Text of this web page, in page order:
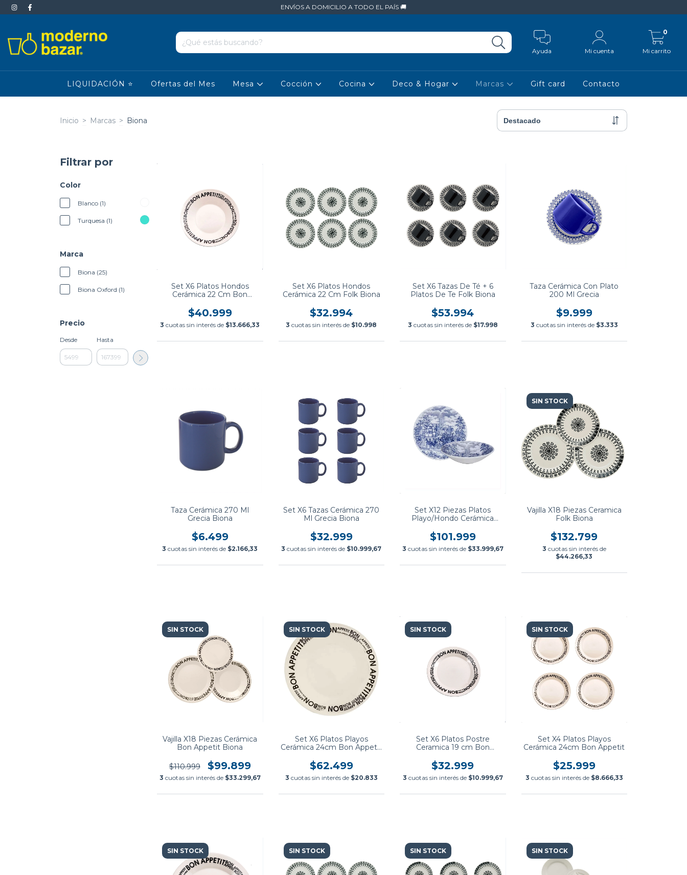
ENVÍOS A DOMICILIO A TODO EL PAÍS 🚚
Ayuda Mi cuenta Mi carrito
0
LIQUIDACIÓN ⭐ Ofertas del Mes Mesa Cocción Cocina Deco & Hogar Marcas Gift card Contacto
Inicio > Marcas > Biona
Filtrar por
Color
Blanco (1)
Turquesa (1)
Marca
Biona (25)
Biona Oxford (1)
Precio
Desde Hasta
Set X6 Platos Hondos
Cerámica 22 Cm Bon
$40.999
3 cuotas sin interés de $13.666,33
Set X6 Platos Hondos
Cerámica 22 Cm Folk Biona
$32.994
3 cuotas sin interés de $10.998
Set X6 Tazas De Té + 6
Platos De Te Folk Biona
$53.994
3 cuotas sin interés de $17.998
Taza Cerámica Con Plato
200 Ml Grecia
$9.999
3 cuotas sin interés de $3.333
Taza Cerámica 270 Ml
Grecia Biona
$6.499
3 cuotas sin interés de $2.166,33
Set X6 Tazas Cerámica 270
Ml Grecia Biona
$32.999
3 cuotas sin interés de $10.999,67
Set X12 Piezas Platos
Playo/Hondo Cerámica
$101.999
3 cuotas sin interés de $33.999,67
SIN STOCK
Vajilla X18 Piezas Ceramica
Folk Biona
$132.799
3 cuotas sin interés de
$44.266,33
SIN STOCK
Vajilla X18 Piezas Cerámica
Bon Appetit Biona
$110.999 $99.899
3 cuotas sin interés de $33.299,67
SIN STOCK
Set X6 Platos Playos
Cerámica 24cm Bon Appetit
$62.499
3 cuotas sin interés de $20.833
SIN STOCK
Set X6 Platos Postre
Ceramica 19 cm Bon
$32.999
3 cuotas sin interés de $10.999,67
SIN STOCK
Set X4 Platos Playos
Cerámica 24cm Bon Appetit
$25.999
3 cuotas sin interés de $8.666,33
SIN STOCK SIN STOCK SIN STOCK SIN STOCK